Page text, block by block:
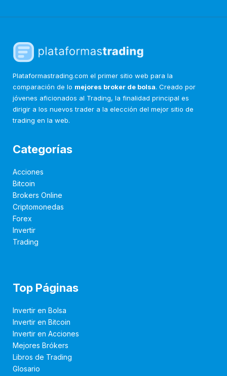
Plataformastrading.com el primer sitio web para la
comparación de lo mejores broker de bolsa. Creado por
jóvenes aficionados al Trading, la finalidad principal es
dirigir a los nuevos trader a la elección del mejor sitio de
trading en la web.
Categorías
Acciones
Bitcoin
Brokers Online
Criptomonedas
Forex
Invertir
Trading
Top Páginas
Invertir en Bolsa
Invertir en Bitcoin
Invertir en Acciones
Mejores Brókers
Libros de Trading
Glosario